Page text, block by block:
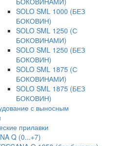
SOLO SML 1000 (БЕЗ
БОКОВИН)
SOLO SML 1250 (С
БОКОВИНАМИ)
SOLO SML 1250 (БЕЗ
БОКОВИН)
SOLO SML 1875 (С
БОКОВИНАМИ)
SOLO SML 1875 (БЕЗ
БОКОВИН)
с выносным
прилавки
Q (0...+7)